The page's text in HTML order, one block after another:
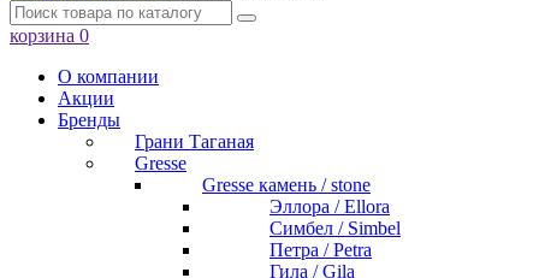
корзина 0
О компании
Акции
Бренды
Грани Таганая
Gresse
Gresse камень / stone
Эллора / Ellora
Симбел / Simbel
Петра / Petra
Гила / Gila